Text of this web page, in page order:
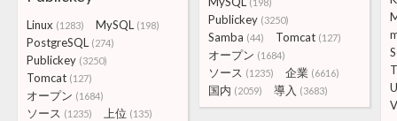
Linux (1283) MySQL (198)
PostgreSQL (274)
Publickey (3250)
Tomcat (127)
オープン (1684)
ソース (1235) 上位 (135)
Publickey (3250)
Samba (44) Tomcat (127)
オープン (1684)
ソース (1235) 企業 (6616)
国内 (2059) 導入 (3683)